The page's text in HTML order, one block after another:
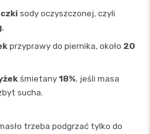
sody oczyszczonej, czyli
,
przyprawy do piernika, około 20
śmietany 18%, jeśli masa
sucha.
trzeba podgrzać tylko do